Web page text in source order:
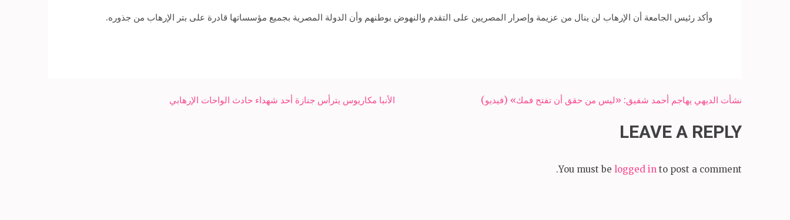
وأكد رئيس الجامعة أن الإرهاب لن ينال من عزيمة وإصرار المصريين على التقدم والنهوض بوطنهم وأن الدولة المصرية بجميع مؤسساتها قادرة على بتر الإرهاب من جذوره.
Post
الأنبا مكاريوس يترأس جنازة أحد شهداء حادث الواحات الإرهابي نشأت الديهي يهاجم أحمد شفيق: «ليس من حقق أن تفتح فمك» (فيديو)
LEAVE A REPLY
You must be logged in to post a comment.